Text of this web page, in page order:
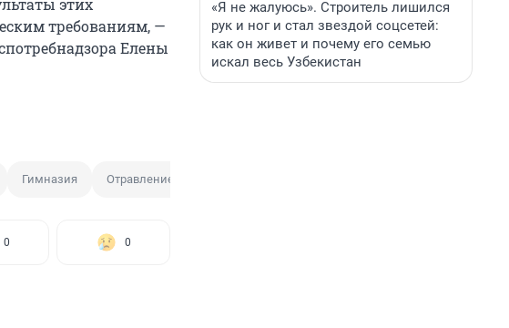
этих
требованиям, —
Елены
Гимназия Отравление в школе
0 0
«Я не жалуюсь». Строитель лишился
рук и ног и стал звездой соцсетей:
как он живет и почему его семью
искал весь Узбекистан